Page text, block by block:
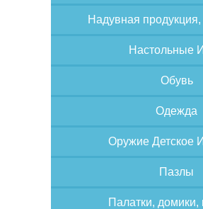
Надувная
Настольные
Обувь
Одежда
Оружие Детское
Пазлы
Палатки, домики,